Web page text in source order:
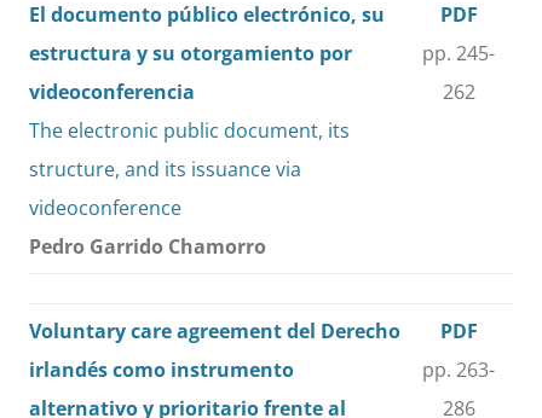
El documento público electrónico, su
estructura y su otorgamiento por
videoconferencia
The electronic public document, its
structure, and its issuance via
videoconference
Pedro Garrido Chamorro
PDF
pp. 245-
262
Voluntary care agreement del Derecho
irlandés como instrumento
alternativo y prioritario frente al
PDF
pp. 263-
286